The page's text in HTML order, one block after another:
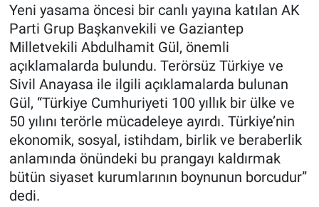
Yeni yasama öncesi bir canlı yayına katılan AK
Parti Grup Başkanvekili ve Gaziantep
Milletvekili Abdulhamit Gül, önemli
açıklamalarda bulundu. Terörsüz Türkiye ve
Sivil Anayasa ile ilgili açıklamalarda bulunan
Gül, “Türkiye Cumhuriyeti 100 yıllık bir ülke ve
50 yılını terörle mücadeleye ayırdı. Türkiye’nin
ekonomik, sosyal, istihdam, birlik ve beraberlik
anlamında önündeki bu prangayı kaldırmak
bütün siyaset kurumlarının boynunun borcudur”
dedi.